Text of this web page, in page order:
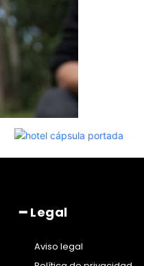
━ Legal
Aviso legal